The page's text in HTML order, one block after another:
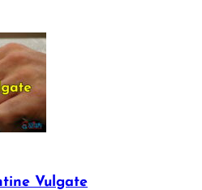
Vulgate